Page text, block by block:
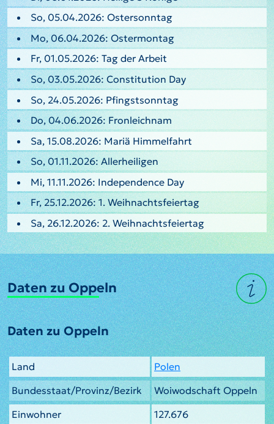
So, 05.04.2026: Ostersonntag
Mo, 06.04.2026: Ostermontag
Fr, 01.05.2026: Tag der Arbeit
So, 03.05.2026: Constitution Day
So, 24.05.2026: Pfingstsonntag
Do, 04.06.2026: Fronleichnam
Sa, 15.08.2026: Mariä Himmelfahrt
So, 01.11.2026: Allerheiligen
Mi, 11.11.2026: Independence Day
Fr, 25.12.2026: 1. Weihnachtsfeiertag
Sa, 26.12.2026: 2. Weihnachtsfeiertag
Daten zu Oppeln
Daten zu Oppeln
Land
Polen
Bundesstaat/Provinz/Bezirk
Woiwodschaft Oppeln
Einwohner
127.676